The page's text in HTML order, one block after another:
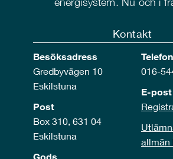
Kontakt
Besöksadress
Gredbyvägen 10
Eskilstuna
Post
Box 310, 631 04
Eskilstuna
Gods
016-
E-post
allmän